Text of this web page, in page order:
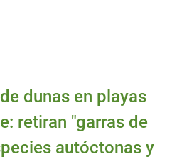
dunas en playas
retiran "garras de
autóctonas y